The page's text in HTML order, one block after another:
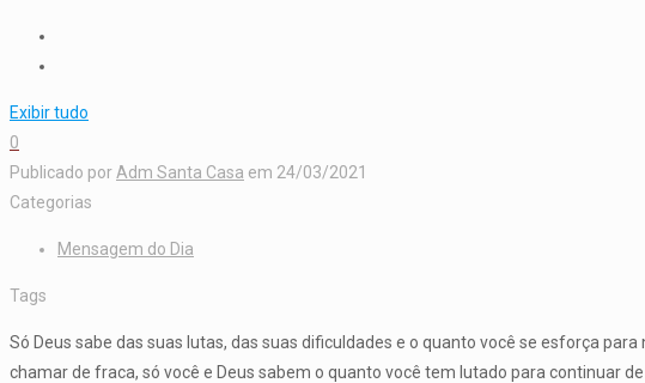
Exibir tudo
0
Publicado por Adm Santa Casa em 24/03/2021
Categorias
Mensagem do Dia
Tags
Só Deus sabe das suas lutas, das suas dificuldades e o quanto você se esforça
chamar de fraca, só você e Deus sabem o quanto você tem lutado para continuar de